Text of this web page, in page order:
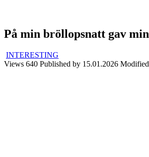
På min bröllopsnatt gav
INTERESTING
Views 640 Published by 15.01.2026